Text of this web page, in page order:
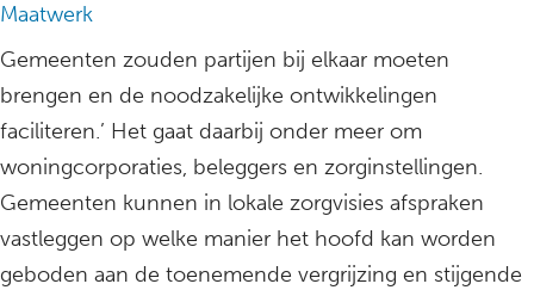
Maatwerk
Gemeenten zouden partijen bij elkaar moeten
brengen en de noodzakelijke ontwikkelingen
faciliteren.’ Het gaat daarbij onder meer om
woningcorporaties, beleggers en zorginstellingen.
Gemeenten kunnen in lokale zorgvisies afspraken
vastleggen op welke manier het hoofd kan worden
geboden aan de toenemende vergrijzing en stijgende